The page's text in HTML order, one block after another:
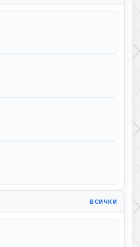
ВСИЧКИ